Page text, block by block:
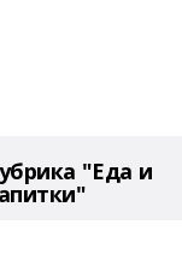
"Еда и